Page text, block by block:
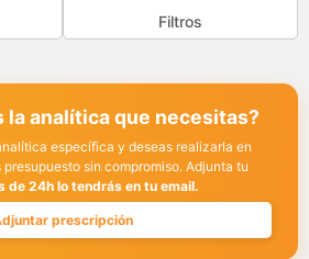
Filtros
la analítica que necesitas?
específica y deseas realizarla en
sin compromiso. Adjunta tu
de 24h lo tendrás en tu email.
prescripción